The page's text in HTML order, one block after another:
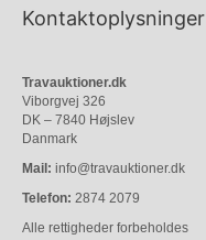
Kontaktoplysninger
Travauktioner.dk
Viborgvej 326
DK – 7840 Højslev
Danmark
Mail: info@travauktioner.dk
Telefon: 2874 2079
Alle rettigheder forbeholdes